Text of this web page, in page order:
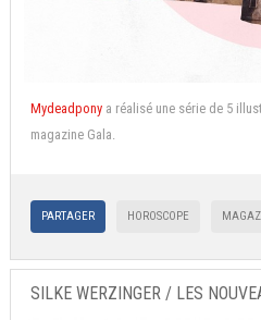
Mydeadpony a réalisé une série de 5
magazine Gala.
PARTAGER HOROSCOPE
SILKE WERZINGER / LES